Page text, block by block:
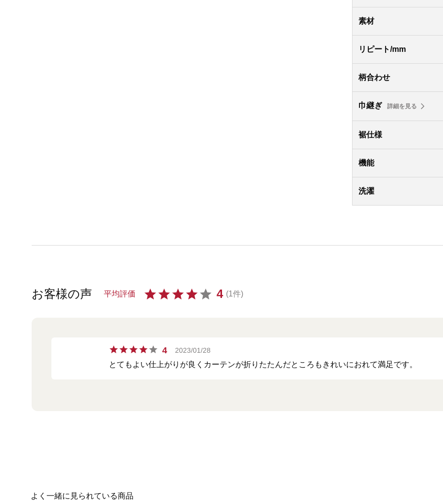
素材
リピート/mm
柄合わせ
巾継ぎ 詳細を見る
裾仕様
機能
洗濯
お客様の声 平均評価 4 (1件)
4 2023/01/28
とてもよい仕上がりが良くカーテンが折りたたんだところもきれいにおれて満足です。
よく一緒に見られている商品